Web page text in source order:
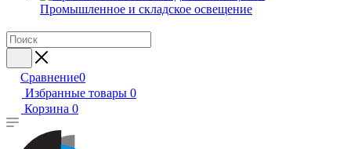
Промышленное и складское освещение
Сравнение0
Избранные товары 0
Корзина 0